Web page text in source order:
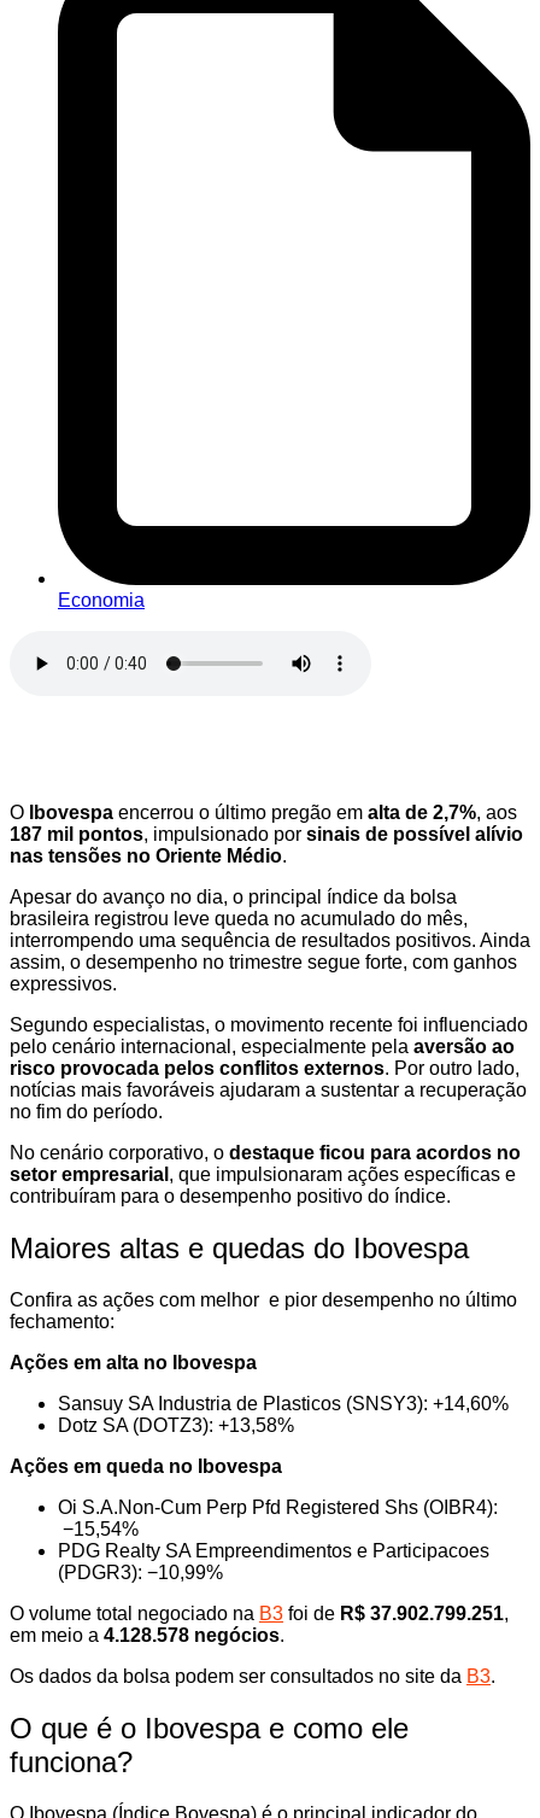
Economia
O Ibovespa encerrou o último pregão em alta de 2,7%, aos
187 mil pontos, impulsionado por sinais de possível alívio
nas tensões no Oriente Médio.
Apesar do avanço no dia, o principal índice da bolsa
brasileira registrou leve queda no acumulado do mês,
interrompendo uma sequência de resultados positivos. Ainda
assim, o desempenho no trimestre segue forte, com ganhos
expressivos.
Segundo especialistas, o movimento recente foi influenciado
pelo cenário internacional, especialmente pela aversão ao
risco provocada pelos conflitos externos. Por outro lado,
notícias mais favoráveis ajudaram a sustentar a recuperação
no fim do período.
No cenário corporativo, o destaque ficou para acordos no
setor empresarial , que impulsionaram ações específicas e
contribuíram para o desempenho positivo do índice.
Maiores altas e quedas do Ibovespa
Confira as ações com melhor e pior desempenho no último
fechamento:
Ações em alta no Ibovespa
Sansuy SA Industria de Plasticos (SNSY3): +14,60%
Dotz SA (DOTZ3): +13,58%
Ações em queda no Ibovespa
Oi S.A.Non-Cum Perp Pfd Registered Shs (OIBR4):
−15,54%
PDG Realty SA Empreendimentos e Participacoes
(PDGR3): −10,99%
O volume total negociado na B3 foi de R$ 37.902.799.251,
em meio a 4.128.578 negócios.
Os dados da bolsa podem ser consultados no site da B3.
O que é o Ibovespa e como ele
funciona?
O Ibovespa (Índice Bovespa) é o principal indicador do